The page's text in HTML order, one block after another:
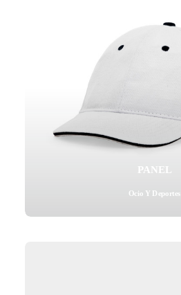
PANEL
Ocio Y Deportes